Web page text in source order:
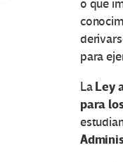
o que
para
LaLey
para